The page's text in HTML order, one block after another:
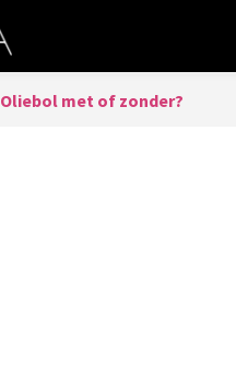
Oliebol met of zonder?